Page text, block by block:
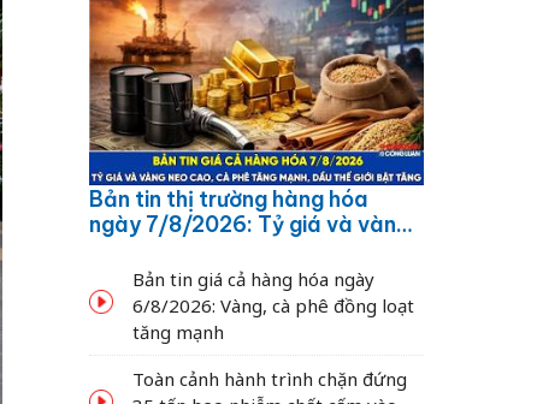
Bản tin thị trường hàng hóa
ngày 7/8/2026: Tỷ giá và vàng
dầu thế giới bật tăng
Bản tin giá cả hàng hóa ngày
6/8/2026: Vàng, cà phê đồng loạt
tăng mạnh
Toàn cảnh hành trình chặn đứng